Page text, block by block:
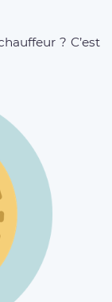
? C’est